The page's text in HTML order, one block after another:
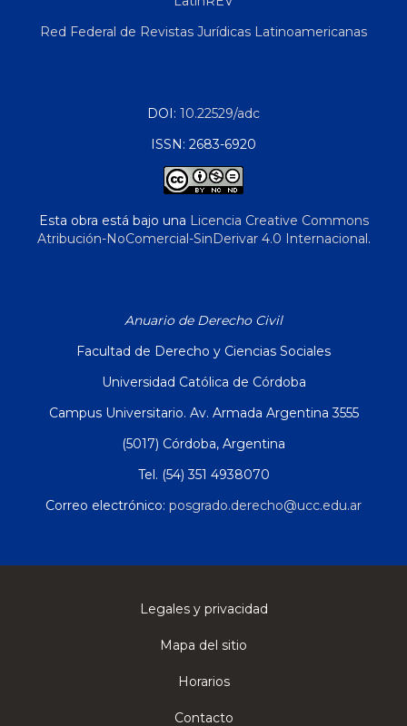
Red Federal de Revistas Jurídicas Latinoamericanas
DOI: 10.22529/adc
ISSN: 2683-6920
Esta obra está bajo una Licencia Creative Commons
Atribución-NoComercial-SinDerivar 4.0 Internacional .
Anuario de Derecho Civil
Facultad de Derecho y Ciencias Sociales
Universidad Católica de Córdoba
Campus Universitario. Av. Armada Argentina 3555
(5017) Córdoba, Argentina
Tel. (54) 351 4938070
Correo electrónico: posgrado.derecho@ucc.edu.ar
Legales y privacidad
Mapa del sitio
Horarios
Contacto